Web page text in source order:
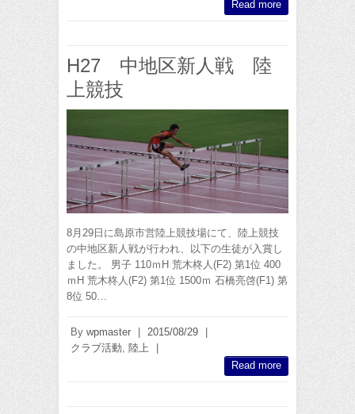
Read more
H27 中地区新人戦 陸
上競技
8月29日に島原市営陸上競技場にて、陸上競技
の中地区新人戦が行われ、以下の生徒が入賞し
ました。 男子 110ｍH 荒木柊人(F2) 第1位 400
ｍH 荒木柊人(F2) 第1位 1500ｍ 石橋亮啓(F1) 第
8位 50…
By wpmaster 2015/08/29
クラブ活動
陸上
Read more